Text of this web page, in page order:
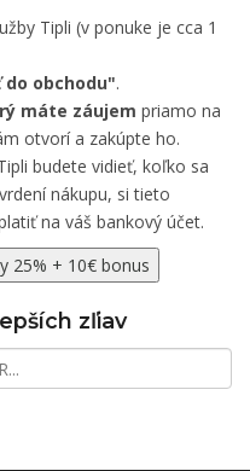
Tipli (v ponuke je cca 1
obchodu".
máte záujem priamo na
otvorí a zakúpte ho.
budete vidieť, koľko sa
nákupu, si tieto
na váš bankový účet.
25% + 10€ bonus
zľiav